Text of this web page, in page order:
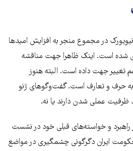
در مجموع منجر به افزایش امید‌ها
شده است. اینک ظاهرا جهت مناقشه
تغییر جهت داده است. البته هنوز
حرف‌ و تعارف است. گفت‌وگو‌های ژنو
عملی شدن دارند یا نه.
راهبرد و خواسته‌های قبلی خود در نشست
اما حکومت ایران دگرگونی چشمگیری در مواضع